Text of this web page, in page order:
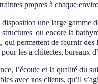
propres à chaque
une large gamme
structures, ou encore la
qui permettent de fournir
les architectes, bureaux
l’écoute et la qualité du
avec nos clients, qu’il